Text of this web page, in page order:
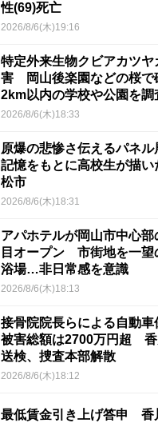
性(69)死亡
2026/8/6(木)19:16
特定外来生物クビアカツヤ
害 岡山後楽園などの桜
2km以内の学校や公園を調
2026/8/6(木)18:33
原爆の悲惨さ伝えるパネ
記憶をもとに高校生が描
松市
2026/8/6(木)18:31
アパホテルが岡山市中心
目オープン 市街地を一望
浴場…非日常感を意識
2026/8/6(木)18:13
接骨院院長らによる自動
被害総額は2700万円超 香
送検、捜査本部解散
2026/8/6(木)18:12
最低賃金引き上げ答申 香